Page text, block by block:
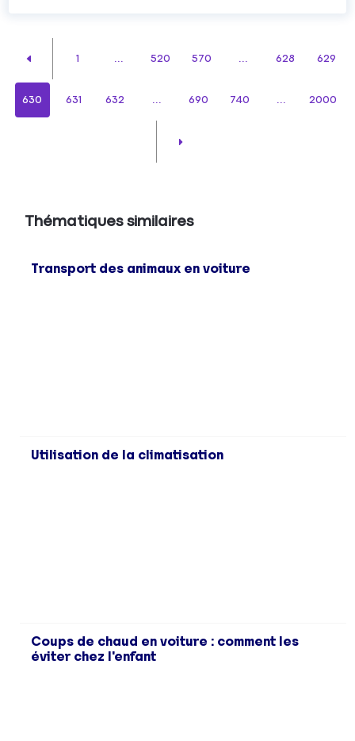
1 ... 520 570 ... 628 629
630 631 632 ... 690 740 ... 2000
Thématiques similaires
Transport des animaux en voiture
Utilisation de la climatisation
Coups de chaud en voiture : comment les
éviter chez l'enfant